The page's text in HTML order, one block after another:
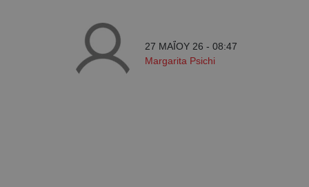
27 ΜΑΪ́ΟΥ 26 - 08:47
Margarita Psichi